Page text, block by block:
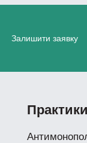
Залишити заявку
Практики